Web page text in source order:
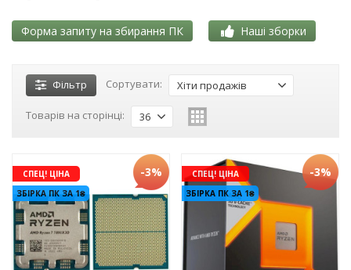
Форма запиту на збирання ПК Наші зборки
Фільтр Сортувати: Хіти продажів
Товарів на сторінці: 36
СПЕЦ! ЦІНА
ЗБІРКА ПК ЗА 1₴
-3%
СПЕЦ! ЦІНА
ЗБІРКА ПК ЗА 1₴
-3%